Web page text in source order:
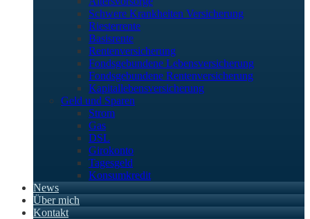
Schwere Krankheiten Versicherung
Riesterrente
Basisrente
Rentenversicherung
Fondsgebundene Lebensversicherung
Fondsgebundene Rentenversicherung
Kapitallebensversicherung
Geld und Sparen
Strom
Gas
DSL
Girokonto
Tagesgeld
Konsumkredit
News
Über mich
Kontakt